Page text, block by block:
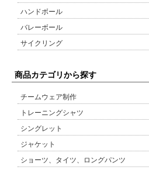
ハンドボール
バレーボール
サイクリング
商品カテゴリから探す
チームウェア制作
トレーニングシャツ
シングレット
ジャケット
ショーツ、タイツ、ロングパンツ